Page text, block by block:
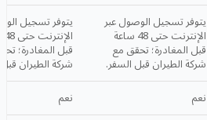
يتوفر تسجيل الوصول عبر
الإنترنت حتى 48 ساعة
قبل المغادرة؛ تحقق مع
شركة الطيران قبل السفر.
يتوفر تسجيل
قبل المغادرة؛
شركة الطيران
نعم نعم